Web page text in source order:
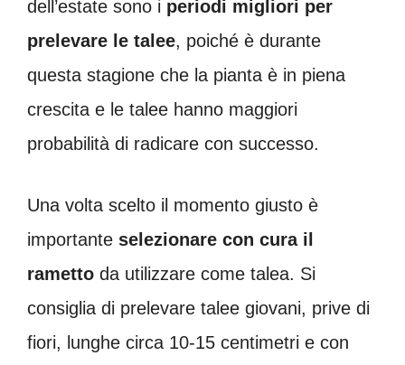
dell’estate sono i periodi migliori per
prelevare le talee, poiché è durante
questa stagione che la pianta è in piena
crescita e le talee hanno maggiori
probabilità di radicare con successo.
Una volta scelto il momento giusto è
importante selezionare con cura il
rametto da utilizzare come talea. Si
consiglia di prelevare talee giovani, prive di
fiori, lunghe circa 10-15 centimetri e con